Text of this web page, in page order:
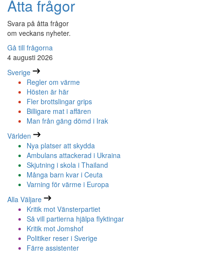
Åtta frågor
Svara på åtta frågor
om veckans nyheter.
Gå till frågorna
4 augusti 2026
Sverige
Regler om värme
Hösten är här
Fler brottslingar grips
Billigare mat i affären
Man från gäng dömd i Irak
Världen
Nya platser att skydda
Ambulans attackerad i Ukraina
Skjutning i skola i Thailand
Många barn kvar i Ceuta
Varning för värme i Europa
Alla Väljare
Kritik mot Vänsterpartiet
Så vill partierna hjälpa flyktingar
Kritik mot Jomshof
Politiker reser i Sverige
Färre assistenter